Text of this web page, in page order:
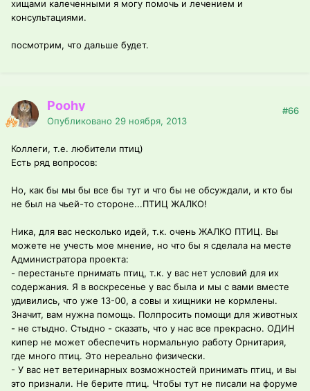
хищами калеченными я могу помочь и лечением и
консультациями.
посмотрим, что дальше будет.
Poohy
Опубликовано 29 ноября, 2013
#66
Коллеги, т.е. любители птиц)
Есть ряд вопросов:
Но, как бы мы бы все бы тут и что бы не обсуждали, и кто бы
не был на чьей-то стороне...ПТИЦ ЖАЛКО!
Ника, для вас несколько идей, т.к. очень ЖАЛКО ПТИЦ. Вы
можете не учесть мое мнение, но что бы я сделала на месте
Администратора проекта:
- перестаньте прнимать птиц, т.к. у вас нет условий для их
содержания. Я в воскресенье у вас была и мы с вами вместе
удивились, что уже 13-00, а совы и хищники не кормлены.
Значит, вам нужна помощь. Полпросить помощи для животных
- не стыдно. Стыдно - сказать, что у нас все прекрасно. ОДИН
кипер не может обеспечить нормальную работу Орнитария,
где много птиц. Это нереально физически.
- У вас нет ветеринарных возможностей принимать птиц, и вы
это признали. Не берите птиц. Чтобы тут не писали на форуме